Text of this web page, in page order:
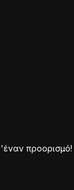
προορισμό!